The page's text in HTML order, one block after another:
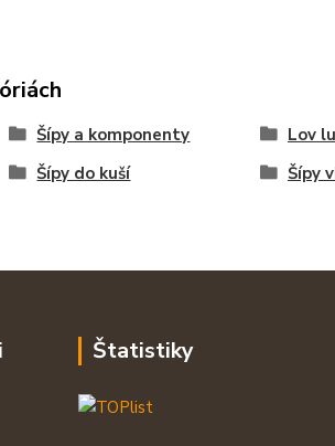
Šípy a komponenty Lov
Šípy do kuší Šípy
Štatistiky